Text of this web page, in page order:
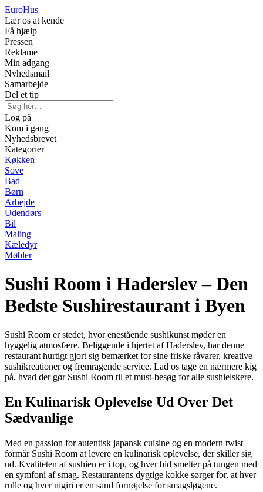
EuroHus
Lær os at kende
Få hjælp
Pressen
Reklame
Min adgang
Nyhedsmail
Samarbejde
Del et tip
Log på
Kom i gang
Nyhedsbrevet
Kategorier
Køkken
Sove
Bad
Børn
Arbejde
Udendørs
Bil
Maling
Kæledyr
Møbler
Sushi Room i Haderslev – Den
Bedste Sushirestaurant i Byen
Sushi Room er stedet, hvor enestående sushikunst møder en
hyggelig atmosfære. Beliggende i hjertet af Haderslev, har denne
restaurant hurtigt gjort sig bemærket for sine friske råvarer, kreative
sushikreationer og fremragende service. Lad os tage en nærmere kig
på, hvad der gør Sushi Room til et must-besøg for alle sushielskere.
En Kulinarisk Oplevelse Ud Over Det
Sædvanlige
Med en passion for autentisk japansk cuisine og en modern twist
formår Sushi Room at levere en kulinarisk oplevelse, der skiller sig
ud. Kvaliteten af sushien er i top, og hver bid smelter på tungen med
en symfoni af smag. Restaurantens dygtige kokke sørger for, at hver
rulle og hver nigiri er en sand fornøjelse for smagsløgene.